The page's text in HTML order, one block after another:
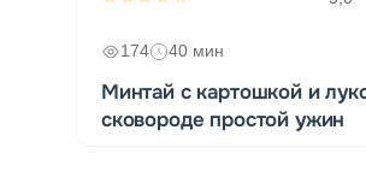
174 40 мин
Минтай с картошкой и
сковороде простой ужин